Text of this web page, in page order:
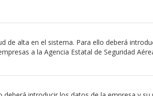
de alta en el sistema. Para ello deberá
a la Agencia Estatal de Seguridad